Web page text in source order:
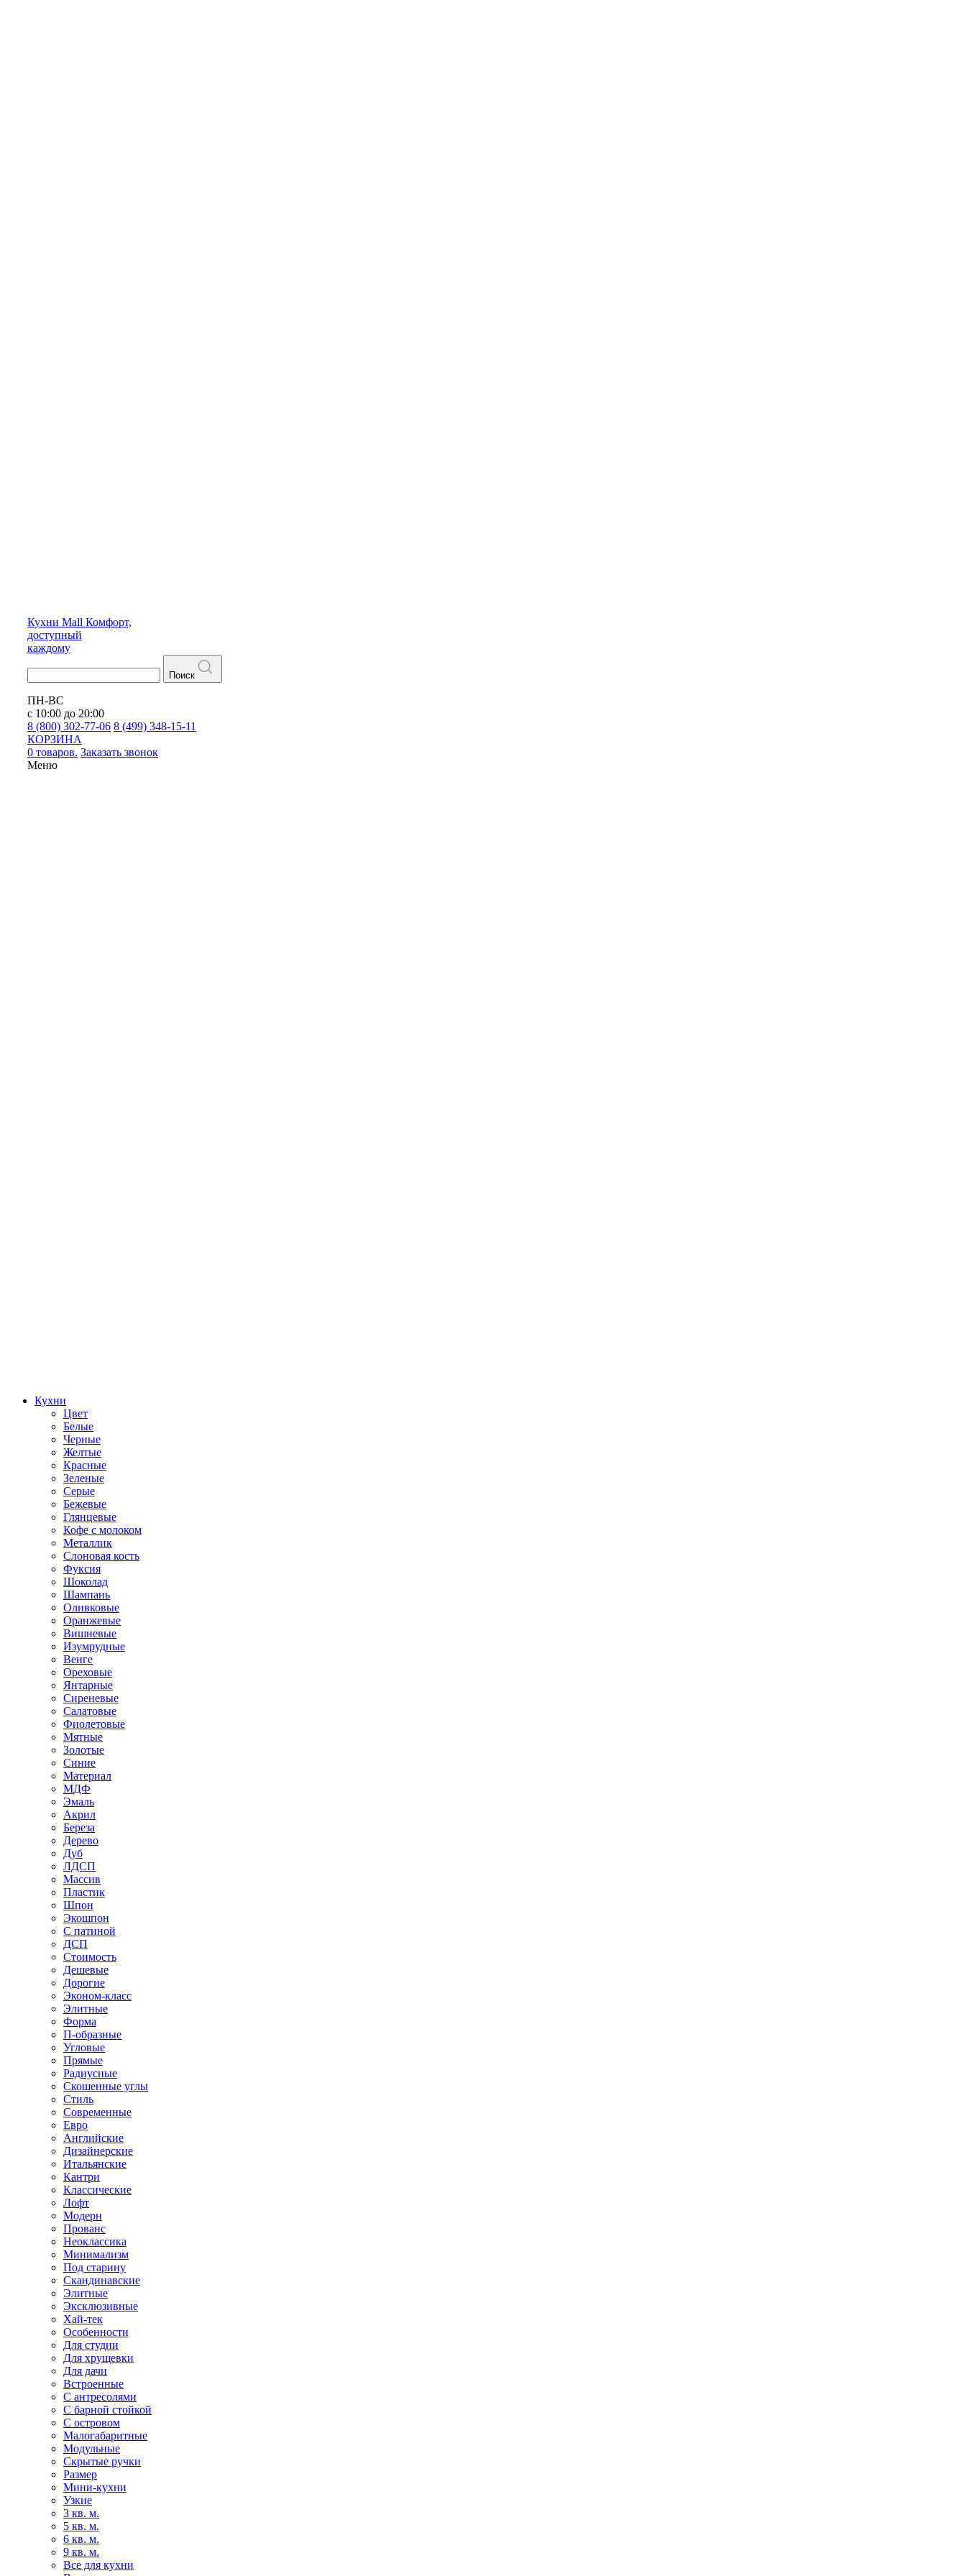
Кухни Mall Комфорт,
доступный
каждому
Поиск
ПН-ВС
с 10:00 до 20:00
8 (800) 302-77-06 8 (499) 348-15-11
КОРЗИНА
0 товаров. Заказать звонок
Меню
Кухни
Цвет
Белые
Черные
Желтые
Красные
Зеленые
Серые
Бежевые
Глянцевые
Кофе с молоком
Металлик
Слоновая кость
Фуксия
Шоколад
Шампань
Оливковые
Оранжевые
Вишневые
Изумрудные
Венге
Ореховые
Янтарные
Сиреневые
Салатовые
Фиолетовые
Мятные
Золотые
Синие
Материал
МДФ
Эмаль
Акрил
Береза
Дерево
Дуб
ЛДСП
Массив
Пластик
Шпон
Экошпон
С патиной
ДСП
Стоимость
Дешевые
Дорогие
Эконом-класс
Элитные
Форма
П-образные
Угловые
Прямые
Радиусные
Скошенные углы
Стиль
Современные
Евро
Английские
Дизайнерские
Итальянские
Кантри
Классические
Лофт
Модерн
Прованс
Неоклассика
Минимализм
Под старину
Скандинавские
Элитные
Эксклюзивные
Хай-тек
Особенности
Для студии
Для хрущевки
Для дачи
Встроенные
С антресолями
С барной стойкой
С островом
Малогабаритные
Модульные
Скрытые ручки
Размер
Мини-кухни
Узкие
3 кв. м.
5 кв. м.
6 кв. м.
9 кв. м.
Все для кухни